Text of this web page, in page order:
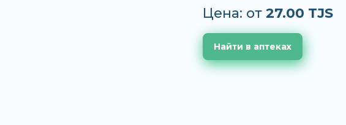
Цена: от 27.00 TJS
Найти в аптеках